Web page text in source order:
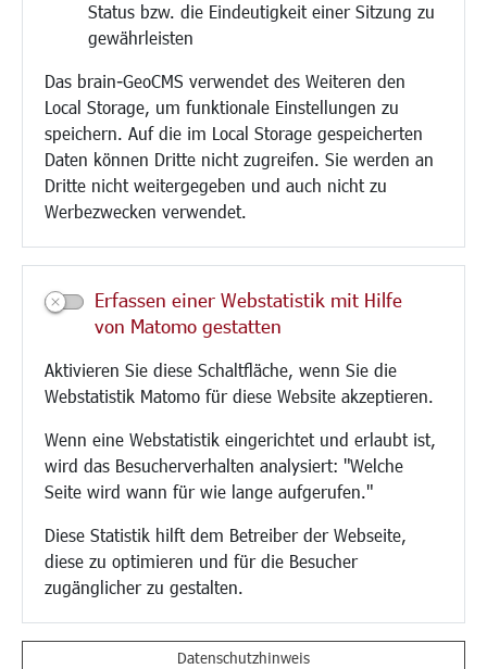
Status bzw. die Eindeutigkeit einer Sitzung zu
gewährleisten
Das brain-GeoCMS verwendet des Weiteren den
Local Storage, um funktionale Einstellungen zu
speichern. Auf die im Local Storage gespeicherten
Daten können Dritte nicht zugreifen. Sie werden an
Dritte nicht weitergegeben und auch nicht zu
Werbezwecken verwendet.
Erfassen einer Webstatistik mit Hilfe
von Matomo gestatten
Aktivieren Sie diese Schaltfläche, wenn Sie die
Webstatistik Matomo für diese Website akzeptieren.
Wenn eine Webstatistik eingerichtet und erlaubt ist,
wird das Besucherverhalten analysiert: "Welche
Seite wird wann für wie lange aufgerufen."
Diese Statistik hilft dem Betreiber der Webseite,
diese zu optimieren und für die Besucher
zugänglicher zu gestalten.
Datenschutzhinweis
Bebauungsplanung
Verkehr/Mobilität
Glasfaserausbau
Aktuelle Baustellen
Paddelteich
CINDY S
Kultur/Freizeit/Tourismus
Veranstaltungen
Neue Stadthalle Langen
Bäder
Musikschule
Stadtbücherei
Stadtarchiv
Museen
Hotels/Unterkünfte
Gastronomie
Kunstszene
Vereine und Institutionen